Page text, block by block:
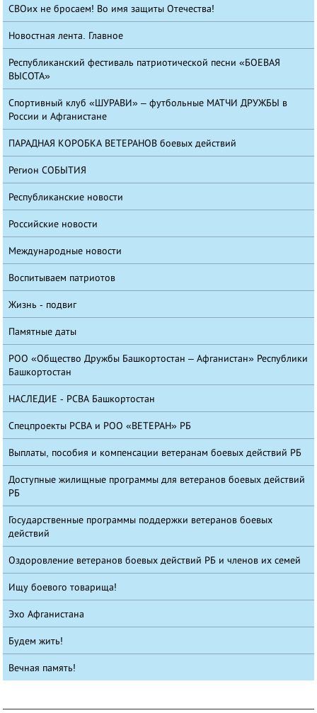
СВОих не бросаем! Во имя защиты Отечества!
Новостная лента. Главное
Республиканский фестиваль патриотической песни «БОЕВАЯ
ВЫСОТА»
Спортивный клуб «ШУРАВИ» – футбольные МАТЧИ ДРУЖБЫ в
России и Афганистане
ПАРАДНАЯ КОРОБКА ВЕТЕРАНОВ боевых действий
Регион СОБЫТИЯ
Республиканские новости
Российские новости
Международные новости
Воспитываем патриотов
Жизнь - подвиг
Памятные даты
РОО «Общество Дружбы Башкортостан – Афганистан» Республики
Башкортостан
НАСЛЕДИЕ - РСВА Башкортостан
Спецпроекты РСВА и РОО «ВЕТЕРАН» РБ
Выплаты, пособия и компенсации ветеранам боевых действий РБ
Доступные жилищные программы для ветеранов боевых действий
РБ
Государственные программы поддержки ветеранов боевых
действий
Оздоровление ветеранов боевых действий РБ и членов их семей
Ищу боевого товарища!
Эхо Афганистана
Будем жить!
Вечная память!